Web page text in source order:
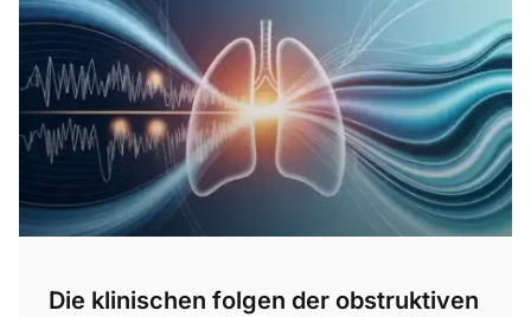
Die klinischen folgen der obstruktiven